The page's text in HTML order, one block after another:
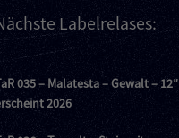
Labelrelases:
035 – Malatesta – Gewalt – 12″
2026